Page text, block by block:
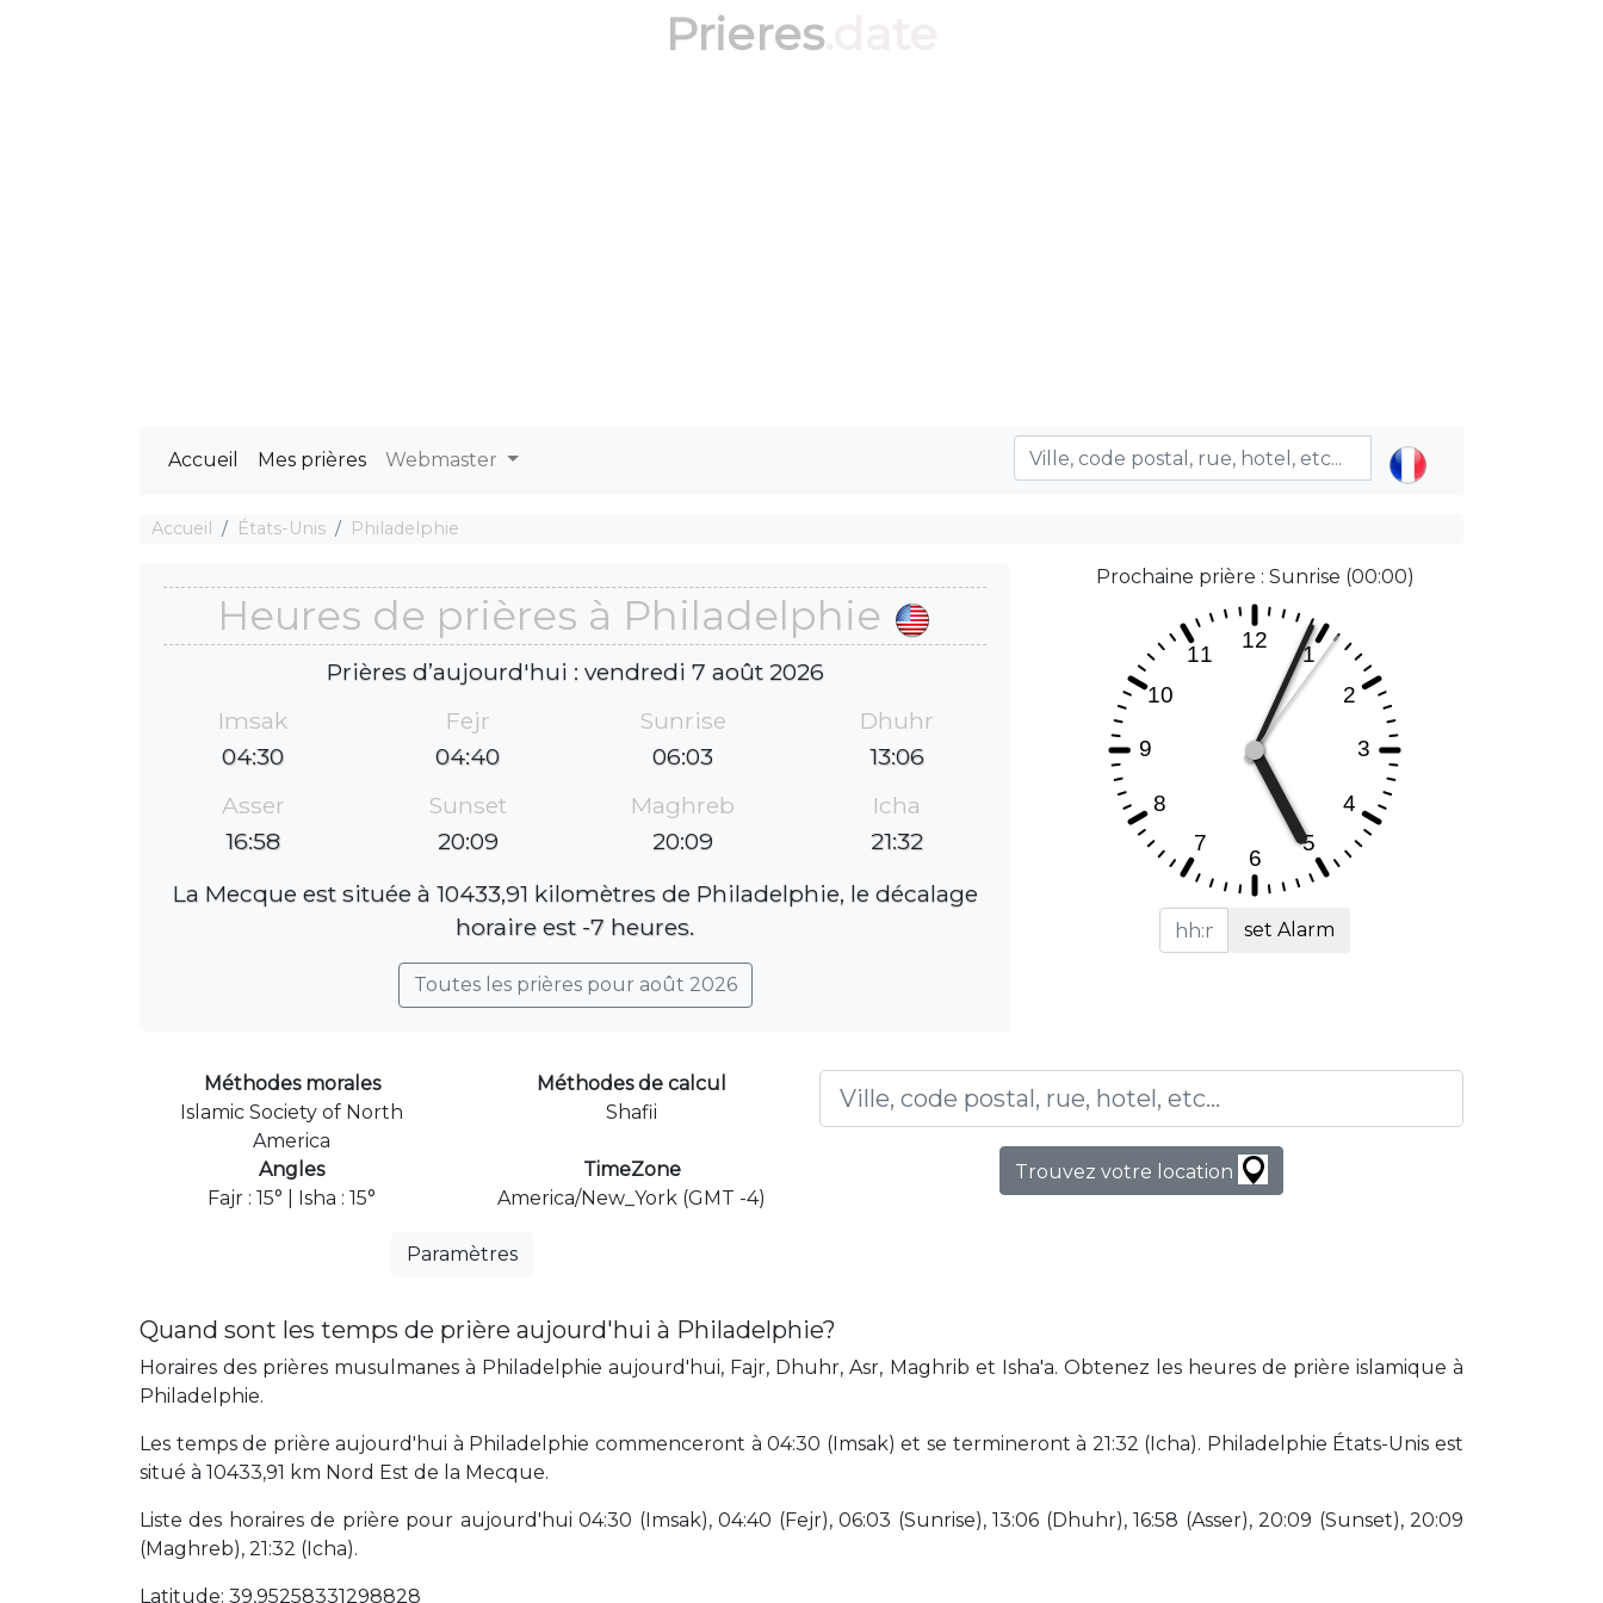
Prieres
Accueil Mes prières Webmaster
Accueil États-Unis Philadelphie
Heures de prières à Philadelphie
Prières d’aujourd'hui : vendredi 7 août 2026
Imsak
04:30
Fejr
04:40
Sunrise
06:03
Dhuhr
13:06
Asser
16:58
Sunset
20:09
Maghreb
20:09
Icha
21:32
La Mecque est située à 10433,91 kilomètres de Philadelphie, le décalage
horaire est -7 heures.
Toutes les prières pour août 2026
Prochaine prière : Sunrise (00:00)
set Alarm
Méthodes morales
Islamic Society of North
America
Méthodes de calcul
Shafii
Angles
Fajr : 15° | Isha : 15°
TimeZone
America/New_York (GMT -4)
Paramètres
Trouvez votre location
Quand sont les temps de prière aujourd'hui à Philadelphie?
Horaires des prières musulmanes à Philadelphie aujourd'hui, Fajr, Dhuhr, Asr, Maghrib et Isha'a. Obtenez les heures de prière islamique à
Philadelphie.
Les temps de prière aujourd'hui à Philadelphie commenceront à 04:30 (Imsak) et se termineront à 21:32 (Icha). Philadelphie États-Unis est
situé à 10433,91 km Nord Est de la Mecque.
Liste des horaires de prière pour aujourd'hui 04:30 (Imsak), 04:40 (Fejr), 06:03 (Sunrise), 13:06 (Dhuhr), 16:58 (Asser), 20:09 (Sunset), 20:09
(Maghreb), 21:32 (Icha).
Latitude: 39,95258331298828